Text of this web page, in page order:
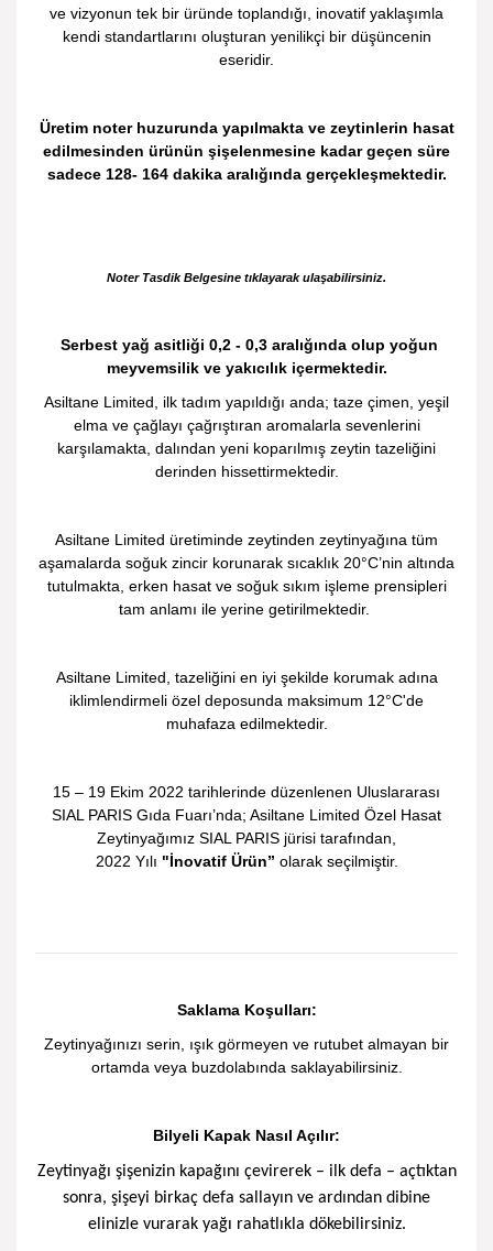
ve vizyonun tek bir üründe toplandığı, inovatif yaklaşımla
kendi standartlarını oluşturan yenilikçi bir düşüncenin
eseridir.
Üretim noter huzurunda yapılmakta ve zeytinlerin hasat
edilmesinden ürünün şişelenmesine kadar geçen süre
sadece 128- 164 dakika aralığında gerçekleşmektedir.
Noter Tasdik Belgesine tıklayarak ulaşabilirsiniz.
Serbest yağ asitliği 0,2 - 0,3 aralığında olup yoğun
meyvemsilik ve yakıcılık içermektedir.
Asiltane Limited, ilk tadım yapıldığı anda; taze çimen, yeşil
elma ve çağlayı çağrıştıran aromalarla sevenlerini
karşılamakta, dalından yeni koparılmış zeytin tazeliğini
derinden hissettirmektedir.
Asiltane Limited üretiminde zeytinden zeytinyağına tüm
aşamalarda soğuk zincir korunarak sıcaklık 20°C’nin altında
tutulmakta, erken hasat ve soğuk sıkım işleme prensipleri
tam anlamı ile yerine getirilmektedir.
Asiltane Limited, tazeliğini en iyi şekilde korumak adına
iklimlendirmeli özel deposunda maksimum 12°C'de
muhafaza edilmektedir.
15 – 19 Ekim 2022 tarihlerinde düzenlenen Uluslararası
SIAL PARIS Gıda Fuarı’nda; Asiltane Limited Özel Hasat
Zeytinyağımız SIAL PARIS jürisi tarafından,
2022 Yılı "İnovatif Ürün” olarak seçilmiştir.
Saklama Koşulları:
Zeytinyağınızı serin, ışık görmeyen ve rutubet almayan bir
ortamda veya buzdolabında saklayabilirsiniz.
Bilyeli Kapak Nasıl Açılır:
Zeytinyağı şişenizin kapağını çevirerek – ilk defa – açtıktan
sonra, şişeyi birkaç defa sallayın ve ardından dibine
elinizle vurarak yağı rahatlıkla dökebilirsiniz.